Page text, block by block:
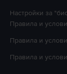
Настройки за
Правила и
Правила и
Правила и